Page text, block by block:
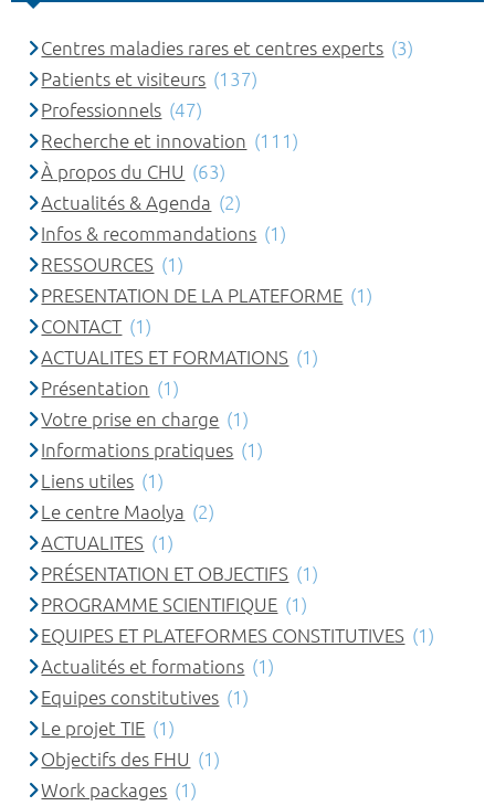
Centres maladies rares et centres experts (3)
Patients et visiteurs (137)
Professionnels (47)
Recherche et innovation (111)
À propos du CHU (63)
Actualités & Agenda (2)
Infos & recommandations (1)
RESSOURCES (1)
PRESENTATION DE LA PLATEFORME (1)
CONTACT (1)
ACTUALITES ET FORMATIONS (1)
Présentation (1)
Votre prise en charge (1)
Informations pratiques (1)
Liens utiles (1)
Le centre Maolya (2)
ACTUALITES (1)
PRÉSENTATION ET OBJECTIFS (1)
PROGRAMME SCIENTIFIQUE (1)
EQUIPES ET PLATEFORMES CONSTITUTIVES (1)
Actualités et formations (1)
Equipes constitutives (1)
Le projet TIE (1)
Objectifs des FHU (1)
Work packages (1)